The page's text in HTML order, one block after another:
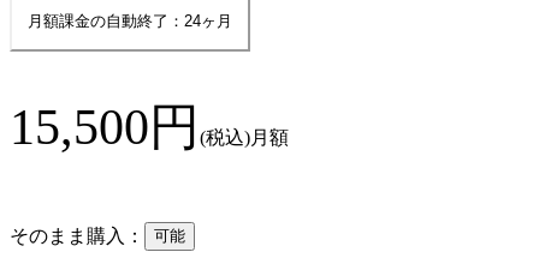
月額課金の自動終了： 24ヶ月
15,500円 (税込)月額
そのまま購入： 可能